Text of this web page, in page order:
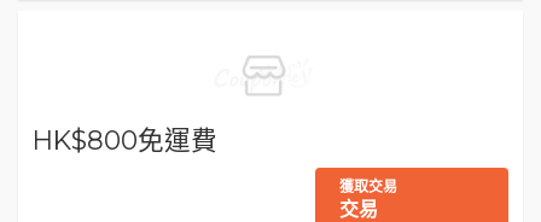
HK$800免運費
獲取交易
交易